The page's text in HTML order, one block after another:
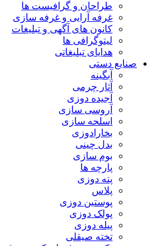
طراحان و گرافیست ها
غرفه آرایی و غرفه سازی
کانون های آگهی و تبلیغات
لیتوگرافی ها
هدایای تبلیغاتی
صنایع دستی
آبگینه
آثار چرمی
آجیده دوزی
آروسی سازی
اسلحه سازی
بخارادوزی
بدل چینی
بوم سازی
پارچه ها
پته دوزی
پلاس
پوستین دوزی
پولک دوزی
پیله دوزی
تخته صیقلی